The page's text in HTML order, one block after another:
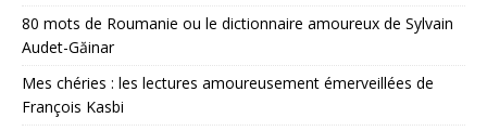
80 mots de Roumanie ou le dictionnaire amoureux de Sylvain
Audet-Găinar
Mes chéries : les lectures amoureusement émerveillées de
François Kasbi